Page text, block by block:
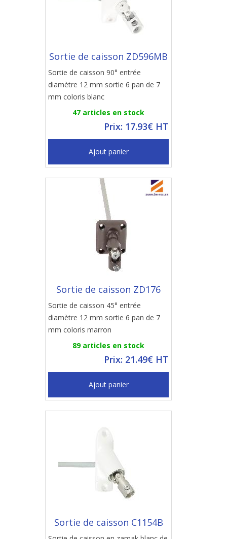
Sortie de caisson ZD596MB
Sortie de caisson 90° entrée
diamètre 12 mm sortie 6 pan de 7
mm coloris blanc
47 articles en stock
Prix: 17.93€ HT
Ajout panier
Sortie de caisson ZD176
Sortie de caisson 45° entrée
diamètre 12 mm sortie 6 pan de 7
mm coloris marron
89 articles en stock
Prix: 21.49€ HT
Ajout panier
Sortie de caisson C1154B